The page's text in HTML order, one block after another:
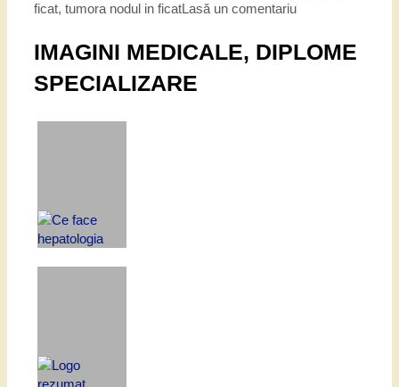
ficat, tumora nodul in ficatLasă un comentariu
IMAGINI MEDICALE, DIPLOME
SPECIALIZARE